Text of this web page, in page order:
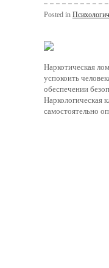
Posted in
Наркотическая
успокоить
обеспечении
Наркологическая
самостоятельно